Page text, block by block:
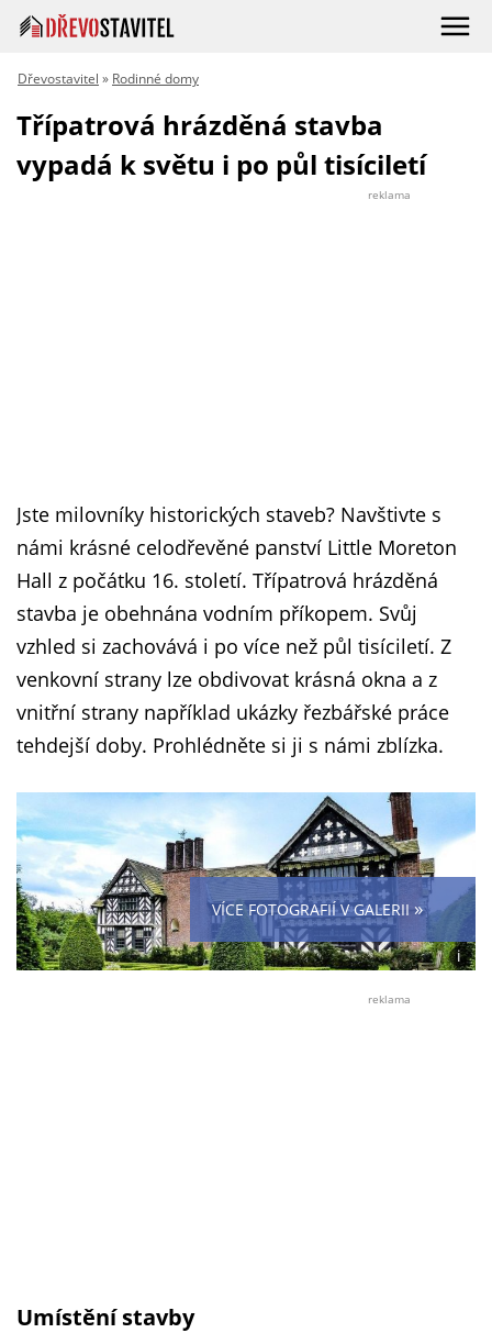
Dřevostavitel » Rodinné domy
Třípatrová hrázděná stavba
vypadá k světu i po půl tisíciletí
reklama
Jste milovníky historických staveb? Navštivte s
námi krásné celodřevěné panství Little Moreton
Hall z počátku 16. století. Třípatrová hrázděná
stavba je obehnána vodním příkopem. Svůj
vzhled si zachovává i po více než půl tisíciletí. Z
venkovní strany lze obdivovat krásná okna a z
vnitřní strany například ukázky řezbářské práce
tehdejší doby. Prohlédněte si ji s námi zblízka.
VÍCE FOTOGRAFIÍ V GALERII»
i
Foto:
reklama
Umístění stavby